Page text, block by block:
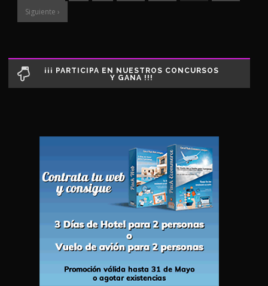
Siguiente ›
¡¡¡ PARTICIPA EN NUESTROS CONCURSOS
Y GANA !!!